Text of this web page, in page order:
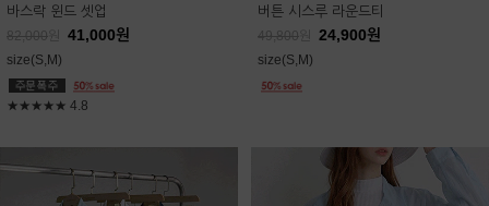
바스락 윈드 셋업
82,000 41,000원
size(S,M)
★★★★★ 4.8
버튼 시스루 라운드티
49,800 24,900원
size(S,M)